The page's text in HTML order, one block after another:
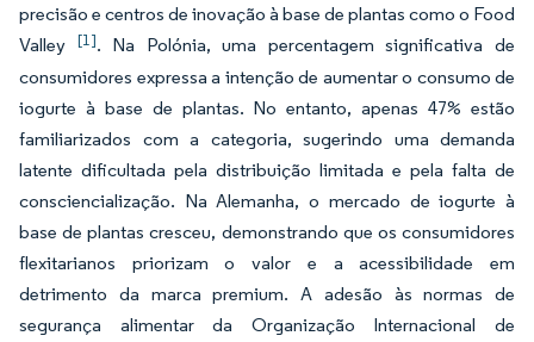
precisão e centros de inovação à base de plantas como o Food
Valley [1]. Na Polónia, uma percentagem significativa de
consumidores expressa a intenção de aumentar o consumo de
iogurte à base de plantas. No entanto, apenas 47% estão
familiarizados com a categoria, sugerindo uma demanda
latente dificultada pela distribuição limitada e pela falta de
consciencialização. Na Alemanha, o mercado de iogurte à
base de plantas cresceu, demonstrando que os consumidores
flexitarianos priorizam o valor e a acessibilidade em
detrimento da marca premium. A adesão às normas de
segurança alimentar da Organização Internacional de